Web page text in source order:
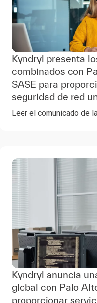
Kyndryl presenta
combinados con
SASE para
seguridad de red
Leer el comunicado de
Kyndryl anuncia
global con Palo
proporcionar